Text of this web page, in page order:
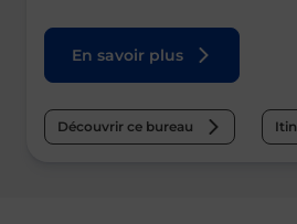
En savoir plus
Découvrir ce bureau